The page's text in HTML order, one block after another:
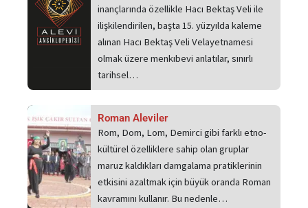
inançlarında özellikle Hacı Bektaş Veli ile
ilişkilendirilen, başta 15. yüzyılda kaleme
alınan Hacı Bektaş Veli Velayetnamesi
olmak üzere menkıbevi anlatılar, sınırlı
tarihsel…
Roman Aleviler
Rom, Dom, Lom, Demirci gibi farklı etno-
kültürel özelliklere sahip olan gruplar
maruz kaldıkları damgalama pratiklerinin
etkisini azaltmak için büyük oranda Roman
kavramını kullanır. Bu nedenle…